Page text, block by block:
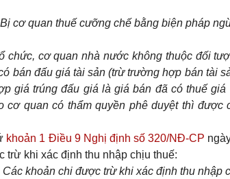
cơ quan thuế cưỡng chế bằng biện pháp
chức, cơ quan nhà nước không thuộc đối
bán đấu giá tài sản (trừ trường hợp bán tài
giá trúng đấu giá là giá bán đã có thuế
cơ quan có thẩm quyền phê duyệt thì
khoản 1 Điều 9 Nghị định số 320/NĐ-CP
trừ khi xác định thu nhập chịu thuế:
khoản chi được trừ khi xác định thu nhập